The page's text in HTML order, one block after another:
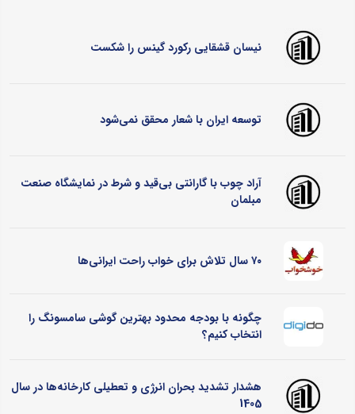
نیسان قشقایی رکورد گینس را شکست
توسعه ایران با شعار محقق نمی‌شود
آراد چوب با گارانتی بی‌قید و شرط در نمایشگاه صنعت
مبلمان
۷۰ سال تلاش برای خواب راحت ایرانی‌ها
چگونه با بودجه محدود بهترین گوشی سامسونگ را
انتخاب کنیم؟
هشدار تشدید بحران انرژی و تعطیلی کارخانه‌ها در سال
1405